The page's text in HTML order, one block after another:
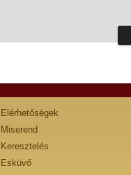
Elérhetőségek
Miserend
Keresztelés
Esküvő